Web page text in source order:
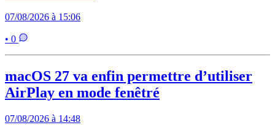
07/08/2026 à 15:06
• 0
macOS 27 va enfin permettre d’utiliser
AirPlay en mode fenêtré
07/08/2026 à 14:48